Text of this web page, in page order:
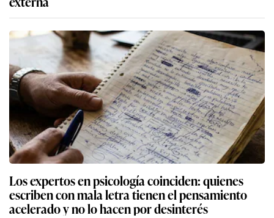
Los expertos en psicología coinciden: quienes
escriben con mala letra tienen el pensamiento
acelerado y no lo hacen por desinterés